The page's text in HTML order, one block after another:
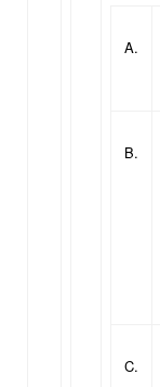
A.
B.
C.